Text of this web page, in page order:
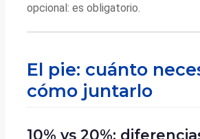
opcional: es obligatorio.
El pie: cuánto
cómo juntarlo
10% vs 20%: